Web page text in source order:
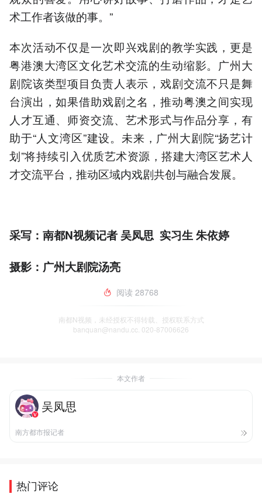
术工作者该做的事。”
本次活动不仅是一次即兴戏剧的教学实践，更是
粤港澳大湾区文化艺术交流的生动缩影。广州大
剧院该类型项目负责人表示，戏剧交流不只是舞
台演出，如果借助戏剧之名，推动粤澳之间实现
人才互通、师资交流、艺术形式与作品分享，有
助于“人文湾区”建设。未来，广州大剧院“扬艺计
划”将持续引入优质艺术资源，搭建大湾区艺术人
才交流平台，推动区域内戏剧共创与融合发展。
采写：南都N视频记者 吴凤思 实习生 朱依婷
摄影：广州大剧院汤亮
阅读 28768
南都N视频，未经授权不得转载、授权联系方式
banquan@nandu.cc. 020-87006626
本文作者
吴凤思
南方都市报记者
热门评论